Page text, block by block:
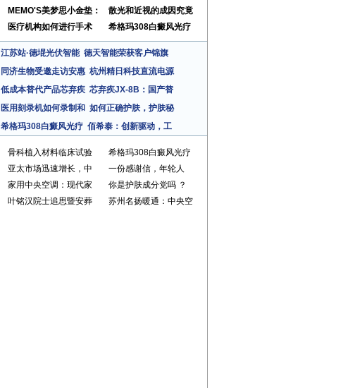
MEMO'S美梦思小金垫：
散光和近视的成因究竟
医疗机构如何进行手术
希格玛308白癜风光疗
江苏站·德堒光伏智能 德天智能荣获客户锦旗
同济生物受邀走访安惠 杭州精日科技直流电源
低成本替代产品芯弃疾 芯弃疾JX-8B：国产替
医用刻录机如何录制和 如何正确护肤，护肤秘
希格玛308白癜风光疗 佰希泰：创新驱动，工
骨科植入材料临床试验
希格玛308白癜风光疗
亚太市场迅速增长，中
一份感谢信，年轮人
家用中央空调：现代家
你是护肤成分党吗 ？
叶铭汉院士追思暨安葬
苏州名扬暖通：中央空